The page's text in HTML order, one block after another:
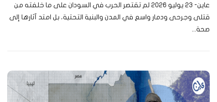
عاين- 23 يوليو 2026 لم تقتصر الحرب في السودان على ما خلفته من
قتلى وجرحى ودمار واسع في المدن والبنية التحتية، بل امتد آثارها إلى
صحة...